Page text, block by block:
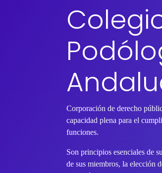
Corporación de derecho
capacidad plena para el
funciones.
Son principios esenciales de
de sus miembros, la elección